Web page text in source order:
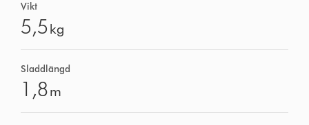
Vikt
5,5 kg
Sladdlängd
1,8m